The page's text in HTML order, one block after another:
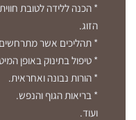
* הכנה ללידה לטובת
הזוג.
* תהליכים אשר
* טיפול בתינוק באופן
* הורות נבונה ואחראית.
* בריאות הגוף והנפש.
ועוד.